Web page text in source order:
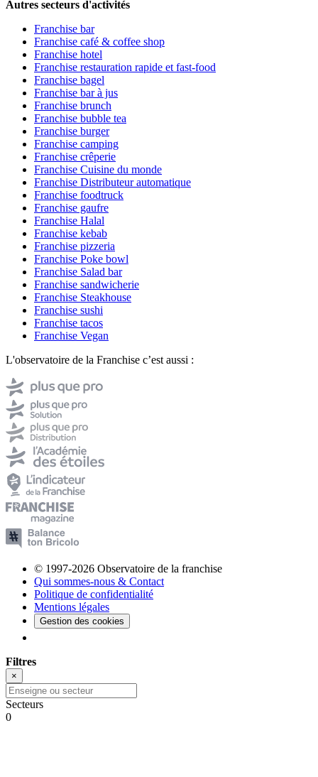
Autres secteurs d'activités
Franchise bar
Franchise café & coffee shop
Franchise hotel
Franchise restauration rapide et fast-food
Franchise bagel
Franchise bar à jus
Franchise brunch
Franchise bubble tea
Franchise burger
Franchise camping
Franchise crêperie
Franchise Cuisine du monde
Franchise Distributeur automatique
Franchise foodtruck
Franchise gaufre
Franchise Halal
Franchise kebab
Franchise pizzeria
Franchise Poke bowl
Franchise Salad bar
Franchise sandwicherie
Franchise Steakhouse
Franchise sushi
Franchise tacos
Franchise Vegan
L'observatoire de la Franchise c’est aussi :
© 1997-2026 Observatoire de la franchise
Qui sommes-nous & Contact
Politique de confidentialité
Mentions légales
Gestion des cookies
Filtres
×
Secteurs
0